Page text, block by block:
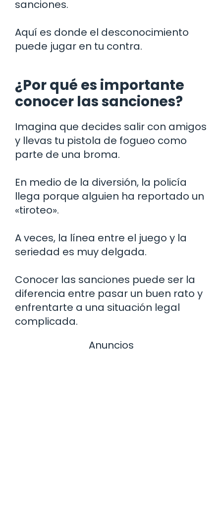
sanciones.
Aquí es donde el desconocimiento
puede jugar en tu contra.
¿Por qué es importante
conocer las sanciones?
Imagina que decides salir con amigos
y llevas tu pistola de fogueo como
parte de una broma.
En medio de la diversión, la policía
llega porque alguien ha reportado un
«tiroteo».
A veces, la línea entre el juego y la
seriedad es muy delgada.
Conocer las sanciones puede ser la
diferencia entre pasar un buen rato y
enfrentarte a una situación legal
complicada.
Anuncios